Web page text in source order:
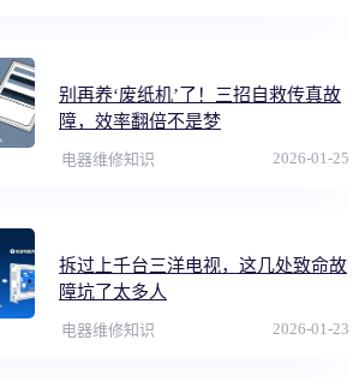
别再养‘废纸机’了！三招自救传真故
障，效率翻倍不是梦
电器维修知识 2026-01-25
拆过上千台三洋电视，这几处致命故
障坑了太多人
电器维修知识 2026-01-23